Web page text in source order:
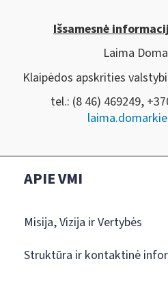
Išsamesnė
Laima
Klaipėdos apskrities
tel.: (8 46) 469249,
APIE VMI
Misija, Vizija ir Vertybės
Struktūra ir kontaktinė